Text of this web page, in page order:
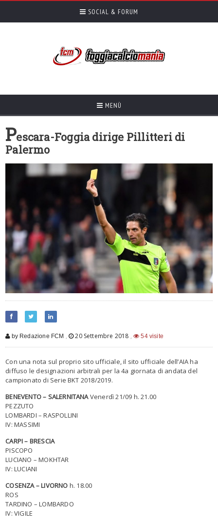
SOCIAL & FORUM
MENÙ
Pescara-Foggia dirige Pillitteri di
Palermo
by Redazione FCM , 20 Settembre 2018 , 54 visite
Con una nota sul proprio sito ufficiale, il sito ufficiale dell’AIA ha
diffuso le designazioni arbitrali per la 4a giornata di andata del
campionato di Serie BKT 2018/2019.
BENEVENTO – SALERNITANAVenerdì 21/09 h. 21.00
PEZZUTO
LOMBARDI – RASPOLLINI
IV: MASSIMI
CARPI – BRESCIA
PISCOPO
LUCIANO – MOKHTAR
IV: LUCIANI
COSENZA – LIVORNO h. 18.00
ROS
TARDINO – LOMBARDO
IV: VIGILE